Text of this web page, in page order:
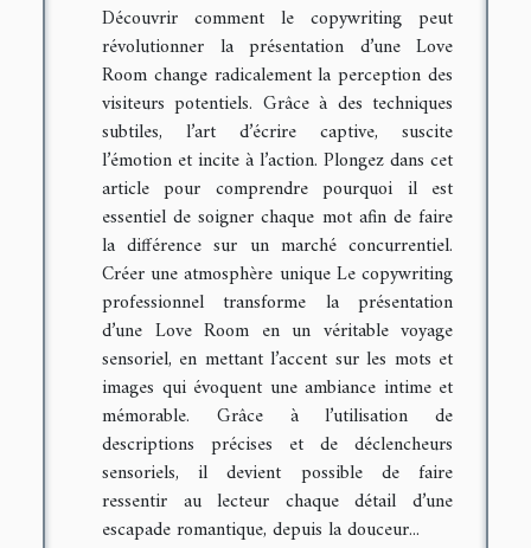
Découvrir comment le copywriting peut
révolutionner la présentation d’une Love
Room change radicalement la perception des
visiteurs potentiels. Grâce à des techniques
subtiles, l’art d’écrire captive, suscite
l’émotion et incite à l’action. Plongez dans cet
article pour comprendre pourquoi il est
essentiel de soigner chaque mot afin de faire
la différence sur un marché concurrentiel.
Créer une atmosphère unique Le copywriting
professionnel transforme la présentation
d’une Love Room en un véritable voyage
sensoriel, en mettant l’accent sur les mots et
images qui évoquent une ambiance intime et
mémorable. Grâce à l’utilisation de
descriptions précises et de déclencheurs
sensoriels, il devient possible de faire
ressentir au lecteur chaque détail d’une
escapade romantique, depuis la douceur...